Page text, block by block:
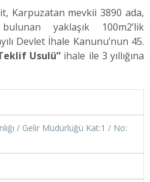
Karpuzatan mevkii 3890 ada,
yaklaşık 100m2’lik
Devlet İhale Kanunu’nun 45.
Usulü” ihale ile 3 yıllığına
/ Gelir Müdürlüğü Kat:1 / No: